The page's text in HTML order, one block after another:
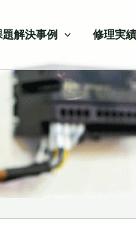
題解決事例 修理実績